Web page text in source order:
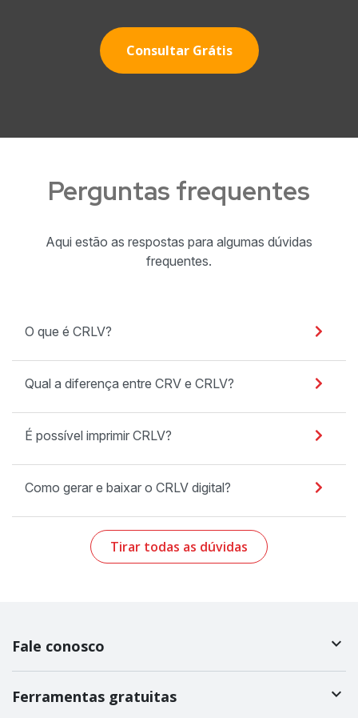
Consultar Grátis
Perguntas frequentes
Aqui estão as respostas para algumas dúvidas
frequentes.
O que é CRLV?
Qual a diferença entre CRV e CRLV?
É possível imprimir CRLV?
Como gerar e baixar o CRLV digital?
Tirar todas as dúvidas
Fale conosco
Ferramentas gratuitas